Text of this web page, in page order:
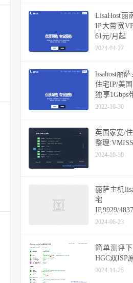
LisaHost丽
IP大带宽
61元/月起
2024-04-27
lisahost丽
住宅IP/美国
独享1Gbps
便跑，解锁
2022-10-30
英国家宽/
整理
2024-10-30
丽萨主机
宅
IP,9929/
vps,香港/日
2024-06-23
简单测评
HGC双ISP
2024-11-25